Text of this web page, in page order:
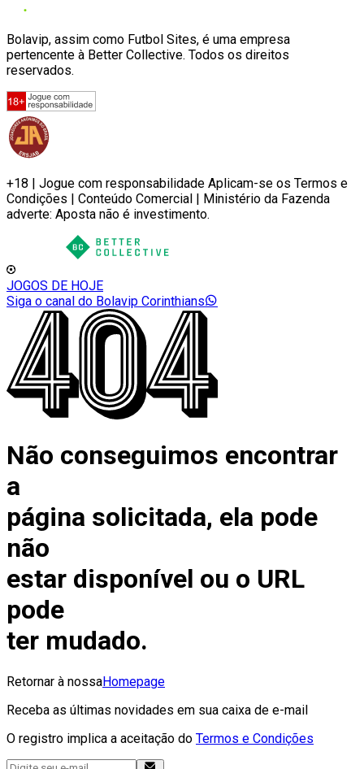
Bolavip, assim como Futbol Sites, é uma empresa
pertencente à Better Collective. Todos os direitos
reservados.
+18 | Jogue com responsabilidade Aplicam-se os Termos e
Condições | Conteúdo Comercial | Ministério da Fazenda
adverte: Aposta não é investimento.
JOGOS DE HOJE
Siga o canal do Bolavip Corinthians
Não conseguimos encontrar
a
página solicitada, ela pode
não
estar disponível ou o URL
pode
ter mudado.
Retornar à nossaHomepage
Receba as últimas novidades em sua caixa de e-mail
O registro implica a aceitação do Termos e Condições